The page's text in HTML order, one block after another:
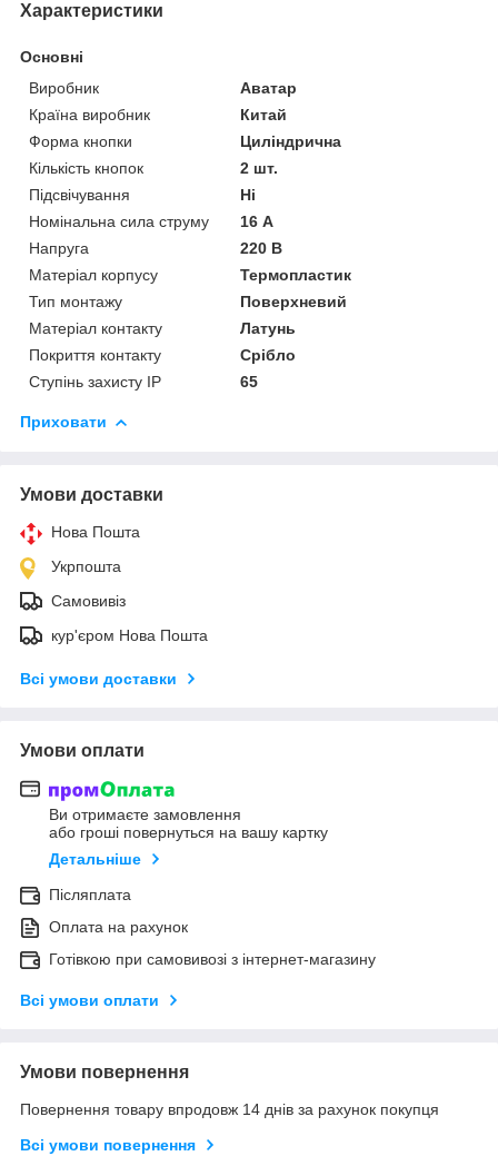
Характеристики
Основні
Виробник
Аватар
Країна виробник
Китай
Форма кнопки
Циліндрична
Кількість кнопок
2 шт.
Підсвічування
Ні
Номінальна сила струму
16 А
Напруга
220 В
Матеріал корпусу
Термопластик
Тип монтажу
Поверхневий
Матеріал контакту
Латунь
Покриття контакту
Срібло
Ступінь захисту IP
65
Приховати
Умови доставки
Нова Пошта
Укрпошта
Самовивіз
кур'єром Нова Пошта
Всі умови доставки
Умови оплати
Ви отримаєте замовлення
або гроші повернуться на вашу картку
Детальніше
Післяплата
Оплата на рахунок
Готівкою при самовивозі з інтернет-магазину
Всі умови оплати
Умови повернення
Повернення товару впродовж 14 днів за рахунок покупця
Всі умови повернення